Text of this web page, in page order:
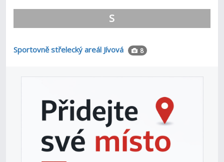
S
Sportovně střelecký areál Jívová 8